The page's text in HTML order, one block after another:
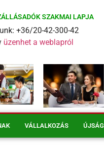
SZAKMAI LAPJA
+36/20-42-300-42
üzenhet a weblapról
VÁLLALKOZÁS ÚJSÁG